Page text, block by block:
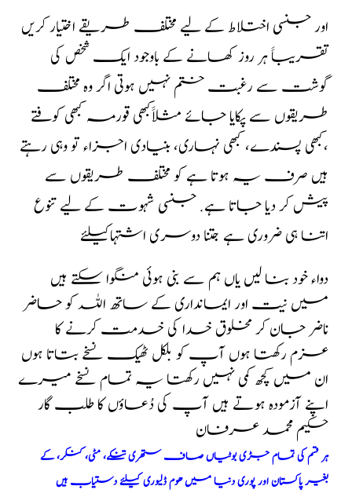
اور جنسی اختلاط کے لیے مختلف طریقے اختیار کریں
تقریباََ ہر روز کھانے کے باوجود ایک شخص کی
گوشت سے رغبت ختم نہیں ہوتی اگر وہ مختلف
طریقوں سے پکایا جائے مثلاََکبھی قورمہ کبھی کوفتے
،کبھی پسندے، کبھی نہاری، بنیادی اجزاء تو وہی رہتے
ہیں صرف یہ ہوتا ہے کو مختلف طریقوں سے
پیش کر دیا جاتا ہے. جنسی شہوت کے لیے تنوع
اتنا ہی ضروری ہے جتنا دوسری اشتہاکیلئے
دواء خود بنا لیں یاں ہم سے بنی ہوئی منگوا سکتے ہیں
میں نیت اور ایمانداری کے ساتھ اللہ کو حاضر
ناضر جان کر مخلوق خدا کی خدمت کرنے کا
عزم رکھتا ہوں آپ کو بلکل ٹھیک نسخے بتاتا ہوں
ان میں کچھ کمی نہیں رکھتا یہ تمام نسخے میرے
اپنے آزمودہ ہوتے ہیں آپ کی دُعاؤں کا طلب گار
حکیم محمد عرفان
ہر قسم کی تمام جڑی بوٹیاں صاف ستھری تنکے، مٹی، کنکر، کے
بغیر پاکستان اور پوری دنیا میں ھوم ڈلیوری کیلئے دستیاب ہیں